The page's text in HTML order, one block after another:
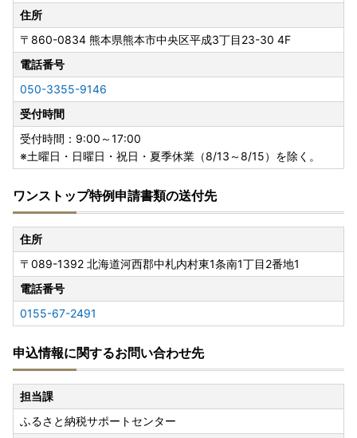
住所
〒860-0834 熊本県熊本市中央区平成3丁目23-30 4F
電話番号
050-3355-9146
受付時間
受付時間：9:00～17:00
※土曜日・日曜日・祝日・夏季休業（8/13～8/15）を除く。
ワンストップ特例申請書類の送付先
住所
〒089-1392 北海道河西郡中札内村東1条南1丁目2番地1
電話番号
0155-67-2491
申込情報に関するお問い合わせ先
担当課
ふるさと納税サポートセンター